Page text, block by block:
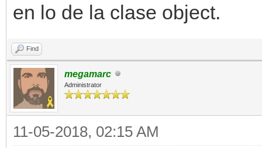
en lo de la clase object.
Find
megamarc
Administrator
11-05-2018, 02:15 AM